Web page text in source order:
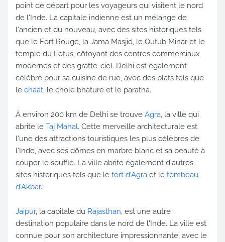
point de départ pour les voyageurs qui visitent le nord
de l'Inde. La capitale indienne est un mélange de
l'ancien et du nouveau, avec des sites historiques tels
que le Fort Rouge, la Jama Masjid, le Qutub Minar et le
temple du Lotus, côtoyant des centres commerciaux
modernes et des gratte-ciel. Delhi est également
célèbre pour sa cuisine de rue, avec des plats tels que
le chaat, le chole bhature et le paratha.
À environ 200 km de Delhi se trouve Agra, la ville qui
abrite le Taj Mahal. Cette merveille architecturale est
l'une des attractions touristiques les plus célèbres de
l'Inde, avec ses dômes en marbre blanc et sa beauté à
couper le souffle. La ville abrite également d'autres
sites historiques tels que le fort d'Agra et le tombeau
d'Akbar.
Jaipur, la capitale du Rajasthan, est une autre
destination populaire dans le nord de l'Inde. La ville est
connue pour son architecture impressionnante, avec le